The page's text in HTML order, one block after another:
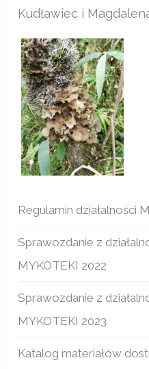
Kudławiec i
Regulamin działalności
Sprawozdanie z
MYKOTEKI 2022
Sprawozdanie z
MYKOTEKI 2023
Katalog materiałów